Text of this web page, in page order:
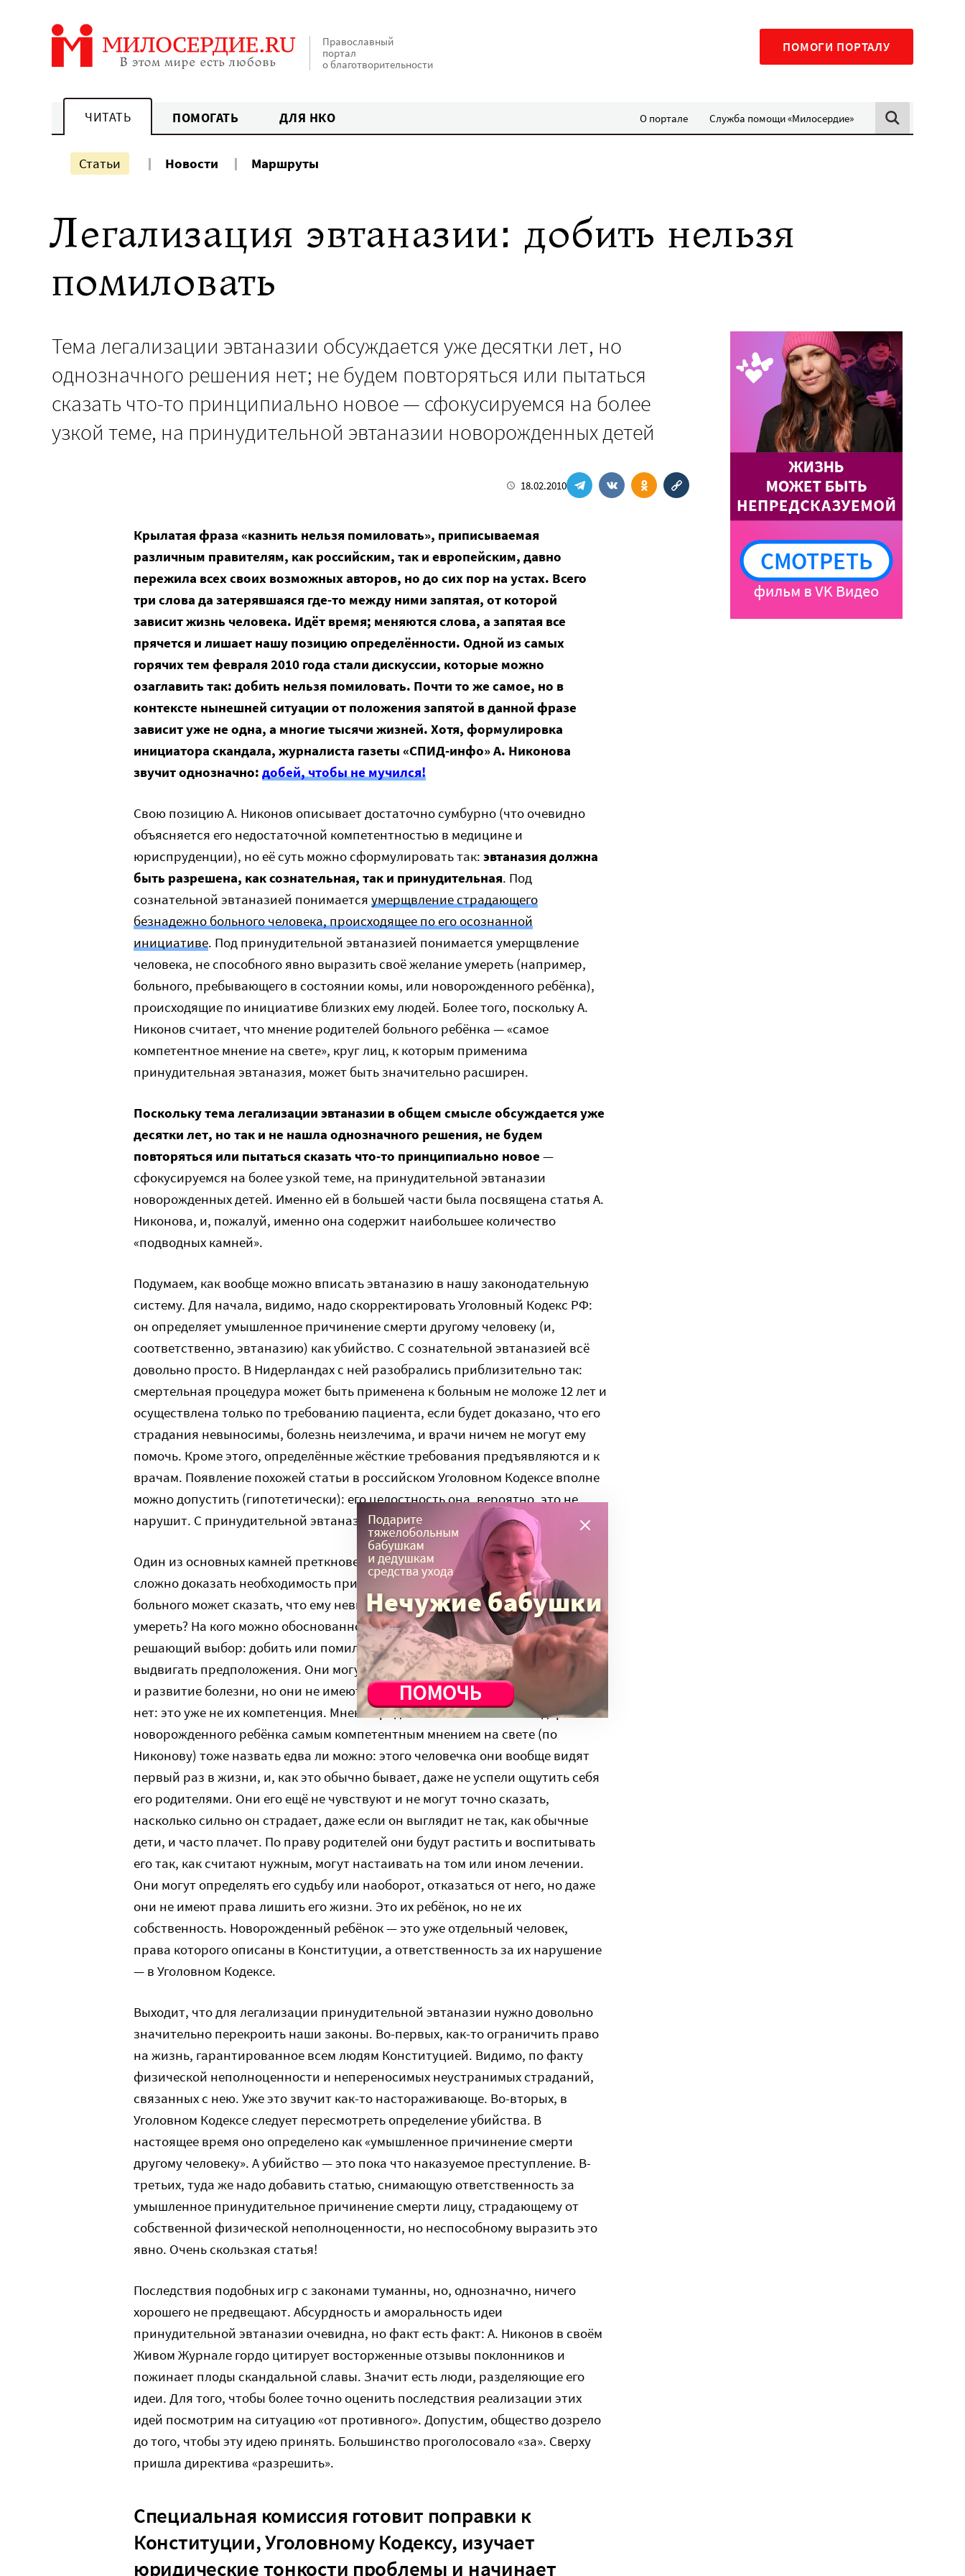
Православный
портал
о благотворительности
ПОМОГИ ПОРТАЛУ
ЧИТАТЬ ПОМОГАТЬ ДЛЯ НКО О портале Служба помощи «Милосердие»
Статьи Новости Маршруты
Легализация эвтаназии: добить нельзя
помиловать
Тема легализации эвтаназии обсуждается уже десятки лет, но
однозначного решения нет; не будем повторяться или пытаться
сказать что-то принципиально новое — сфокусируемся на более
узкой теме, на принудительной эвтаназии новорожденных детей
18.02.2010
Крылатая фраза «казнить нельзя помиловать», приписываемая
различным правителям, как российским, так и европейским, давно
пережила всех своих возможных авторов, но до сих пор на устах. Всего
три слова да затерявшаяся где-то между ними запятая, от которой
зависит жизнь человека. Идёт время; меняются слова, а запятая все
прячется и лишает нашу позицию определённости. Одной из самых
горячих тем февраля 2010 года стали дискуссии, которые можно
озаглавить так: добить нельзя помиловать. Почти то же самое, но в
контексте нынешней ситуации от положения запятой в данной фразе
зависит уже не одна, а многие тысячи жизней. Хотя, формулировка
инициатора скандала, журналиста газеты «СПИД-инфо» А. Никонова
звучит однозначно: добей, чтобы не мучился!
Свою позицию А. Никонов описывает достаточно сумбурно (что очевидно
объясняется его недостаточной компетентностью в медицине и
юриспруденции), но её суть можно сформулировать так: эвтаназия должна
быть разрешена, как сознательная, так и принудительная. Под
сознательной эвтаназией понимается умерщвление страдающего
безнадежно больного человека, происходящее по его осознанной
инициативе. Под принудительной эвтаназией понимается умерщвление
человека, не способного явно выразить своё желание умереть (например,
больного, пребывающего в состоянии комы, или новорожденного ребёнка),
происходящие по инициативе близких ему людей. Более того, поскольку А.
Никонов считает, что мнение родителей больного ребёнка — «самое
компетентное мнение на свете», круг лиц, к которым применима
принудительная эвтаназия, может быть значительно расширен.
Поскольку тема легализации эвтаназии в общем смысле обсуждается уже
десятки лет, но так и не нашла однозначного решения, не будем
повторяться или пытаться сказать что-то принципиально новое —
сфокусируемся на более узкой теме, на принудительной эвтаназии
новорожденных детей. Именно ей в большей части была посвящена статья А.
Никонова, и, пожалуй, именно она содержит наибольшее количество
«подводных камней».
Подумаем, как вообще можно вписать эвтаназию в нашу законодательную
систему. Для начала, видимо, надо скорректировать Уголовный Кодекс РФ:
он определяет умышленное причинение смерти другому человеку (и,
соответственно, эвтаназию) как убийство. С сознательной эвтаназией всё
довольно просто. В Нидерландах с ней разобрались приблизительно так:
смертельная процедура может быть применена к больным не моложе 12 лет и
осуществлена только по требованию пациента, если будет доказано, что его
страдания невыносимы, болезнь неизлечима, и врачи ничем не могут ему
помочь. Кроме этого, определённые жёсткие требования предъявляются и к
врачам. Появление похожей статьи в российском Уголовном Кодексе вполне
можно допустить (гипотетически): его целостность она, вероятно, это не
нарушит. С принудительной эвтаназией всё значительно сложнее.
Один из основных камней преткновения проявляется в том, что крайне
сложно доказать необходимость принудительной эвтаназии. Кто кроме
больного может сказать, что ему невыносимо плохо и он действительно хочет
умереть? На кого можно обоснованно (!) возложить ответственность за
решающий выбор: добить или помиловать? Врачи могут ставить диагнозы и
выдвигать предположения. Они могут прогнозировать состояние организма
и развитие болезни, но они не имеют права решать достоин он жизни или
нет: это уже не их компетенция. Мнение родителей о состоянии и здоровье
новорожденного ребёнка самым компетентным мнением на свете (по
Никонову) тоже назвать едва ли можно: этого человечка они вообще видят
первый раз в жизни, и, как это обычно бывает, даже не успели ощутить себя
его родителями. Они его ещё не чувствуют и не могут точно сказать,
насколько сильно он страдает, даже если он выглядит не так, как обычные
дети, и часто плачет. По праву родителей они будут растить и воспитывать
его так, как считают нужным, могут настаивать на том или ином лечении.
Они могут определять его судьбу или наоборот, отказаться от него, но даже
они не имеют права лишить его жизни. Это их ребёнок, но не их
собственность. Новорожденный ребёнок — это уже отдельный человек,
права которого описаны в Конституции, а ответственность за их нарушение
— в Уголовном Кодексе.
Выходит, что для легализации принудительной эвтаназии нужно довольно
значительно перекроить наши законы. Во-первых, как-то ограничить право
на жизнь, гарантированное всем людям Конституцией. Видимо, по факту
физической неполноценности и непереносимых неустранимых страданий,
связанных с нею. Уже это звучит как-то настораживающе. Во-вторых, в
Уголовном Кодексе следует пересмотреть определение убийства. В
настоящее время оно определено как «умышленное причинение смерти
другому человеку». А убийство — это пока что наказуемое преступление. В-
третьих, туда же надо добавить статью, снимающую ответственность за
умышленное принудительное причинение смерти лицу, страдающему от
собственной физической неполноценности, но неспособному выразить это
явно. Очень скользкая статья!
Последствия подобных игр с законами туманны, но, однозначно, ничего
хорошего не предвещают. Абсурдность и аморальность идеи
принудительной эвтаназии очевидна, но факт есть факт: А. Никонов в своём
Живом Журнале гордо цитирует восторженные отзывы поклонников и
пожинает плоды скандальной славы. Значит есть люди, разделяющие его
идеи. Для того, чтобы более точно оценить последствия реализации этих
идей посмотрим на ситуацию «от противного». Допустим, общество дозрело
до того, чтобы эту идею принять. Большинство проголосовало «за». Сверху
пришла директива «разрешить».
Специальная комиссия готовит поправки к
Конституции, Уголовному Кодексу, изучает
юридические тонкости проблемы и начинает